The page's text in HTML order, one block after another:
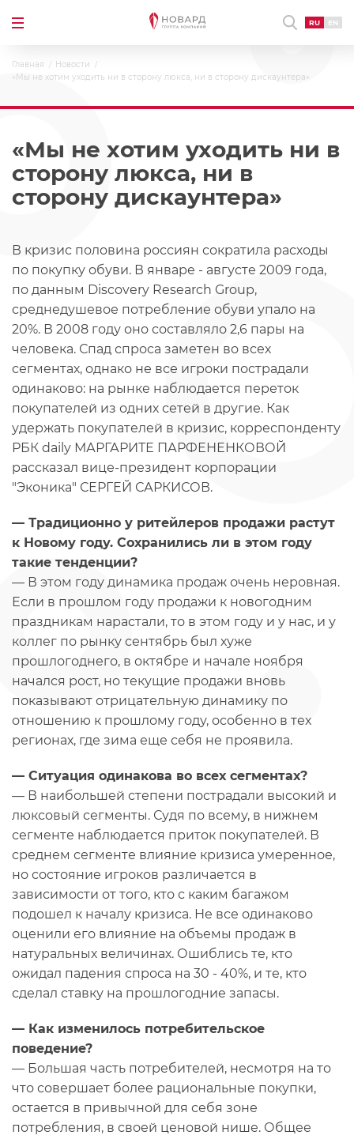
RU EN
Главная
Новости
«Мы не хотим уходить ни в сторону люкса, ни в сторону дискаунтера»
«Мы не хотим уходить ни в
сторону люкса, ни в
сторону дискаунтера»
В кризис половина россиян сократила расходы
по покупку обуви. В январе - августе 2009 года,
по данным Discovery Research Group,
среднедушевое потребление обуви упало на
20%. В 2008 году оно составляло 2,6 пары на
человека. Спад спроса заметен во всех
сегментах, однако не все игроки пострадали
одинаково: на рынке наблюдается переток
покупателей из одних сетей в другие. Как
удержать покупателей в кризис, корреспонденту
РБК daily МАРГАРИТЕ ПАРФЕНЕНКОВОЙ
рассказал вице-президент корпорации
"Эконика" СЕРГЕЙ САРКИСОВ.
— Традиционно у ритейлеров продажи растут
к Новому году. Сохранились ли в этом году
такие тенденции?
— В этом году динамика продаж очень неровная.
Если в прошлом году продажи к новогодним
праздникам нарастали, то в этом году и у нас, и у
коллег по рынку сентябрь был хуже
прошлогоднего, в октябре и начале ноября
начался рост, но текущие продажи вновь
показывают отрицательную динамику по
отношению к прошлому году, особенно в тех
регионах, где зима еще себя не проявила.
— Ситуация одинакова во всех сегментах?
— В наибольшей степени пострадали высокий и
люксовый сегменты. Судя по всему, в нижнем
сегменте наблюдается приток покупателей. В
среднем сегменте влияние кризиса умеренное,
но состояние игроков различается в
зависимости от того, кто с каким багажом
подошел к началу кризиса. Не все одинаково
оценили его влияние на объемы продаж в
натуральных величинах. Ошиблись те, кто
ожидал падения спроса на 30 - 40%, и те, кто
сделал ставку на прошлогодние запасы.
— Как изменилось потребительское
поведение?
— Большая часть потребителей, несмотря на то
что совершает более рациональные покупки,
остается в привычной для себя зоне
потребления, в своей ценовой нише. Общее